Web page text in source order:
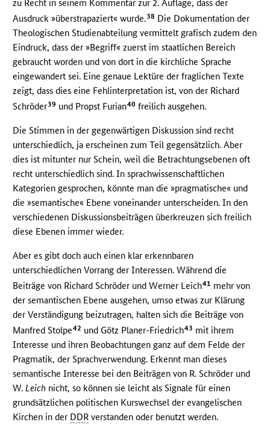
zu Recht in seinem Kommentar zur 2. Auflage, dass der
Ausdruck »überstrapaziert« wurde.38 Die Dokumentation der
Theologischen Studienabteilung vermittelt grafisch zudem den
Eindruck, dass der »Begriff« zuerst im staatlichen Bereich
gebraucht worden und von dort in die kirchliche Sprache
eingewandert sei. Eine genaue Lektüre der fraglichen Texte
zeigt, dass dies eine Fehlinterpretation ist, von der Richard
Schröder39 und Propst Furian40 freilich ausgehen.
Die Stimmen in der gegenwärtigen Diskussion sind recht
unterschiedlich, ja erscheinen zum Teil gegensätzlich. Aber
dies ist mitunter nur Schein, weil die Betrachtungsebenen oft
recht unterschiedlich sind. In sprachwissenschaftlichen
Kategorien gesprochen, könnte man die »pragmatische« und
die »semantische« Ebene voneinander unterscheiden. In den
verschiedenen Diskussionsbeiträgen überkreuzen sich freilich
diese Ebenen immer wieder.
Aber es gibt doch auch einen klar erkennbaren
unterschiedlichen Vorrang der Interessen. Während die
Beiträge von Richard Schröder und Werner Leich41 mehr von
der semantischen Ebene ausgehen, umso etwas zur Klärung
der Verständigung beizutragen, halten sich die Beiträge von
Manfred Stolpe42 und Götz Planer-Friedrich43 mit ihrem
Interesse und ihren Beobachtungen ganz auf dem Felde der
Pragmatik, der Sprachverwendung. Erkennt man dieses
semantische Interesse bei den Beiträgen von R. Schröder und
W. Leich nicht, so können sie leicht als Signale für einen
grundsätzlichen politischen Kurswechsel der evangelischen
Kirchen in der DDR verstanden oder benutzt werden.